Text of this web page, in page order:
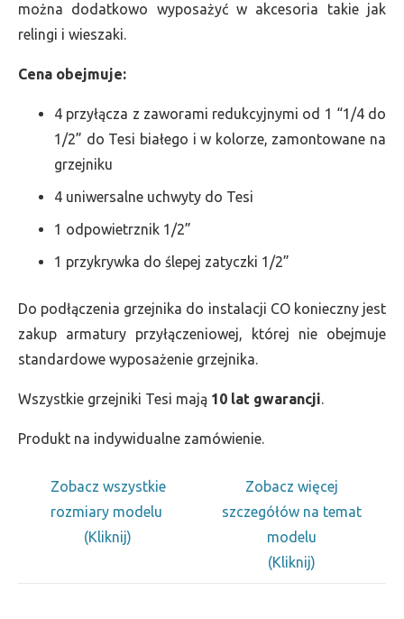
można dodatkowo wyposażyć w akcesoria takie jak
relingi i wieszaki.
Cena obejmuje:
4 przyłącza z zaworami redukcyjnymi od 1 “1/4 do
1/2” do Tesi białego i w kolorze, zamontowane na
grzejniku
4 uniwersalne uchwyty do Tesi
1 odpowietrznik 1/2”
1 przykrywka do ślepej zatyczki 1/2”
Do podłączenia grzejnika do instalacji CO konieczny jest
zakup armatury przyłączeniowej, której nie obejmuje
standardowe wyposażenie grzejnika.
Wszystkie grzejniki Tesi mają 10 lat gwarancji.
Produkt na indywidualne zamówienie.
Zobacz wszystkie
rozmiary modelu
(Kliknij)
Zobacz więcej
szczegółów na temat
modelu
(Kliknij)